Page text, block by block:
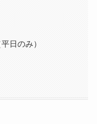
日のみ）